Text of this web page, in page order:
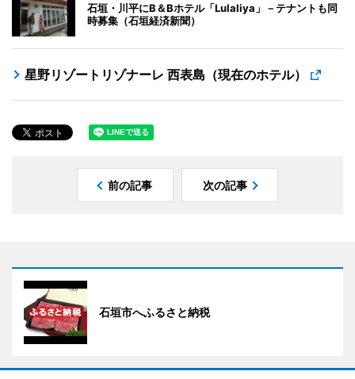
石垣・川平にB＆Bホテル「Lulaliya」－テナントも同
時募集（石垣経済新聞）
星野リゾートリゾナーレ 西表島（現在のホテル）
前の記事 次の記事
石垣市へふるさと納税